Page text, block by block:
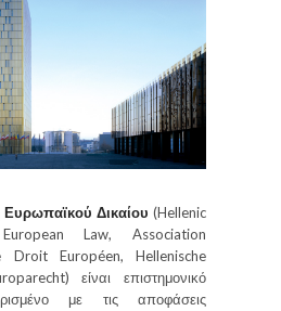
Δικαίου (Hellenic
Law, Association
Européen, Hellenische
είναι επιστημονικό
με τις αποφάσεις